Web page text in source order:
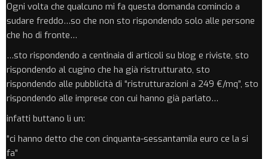
Ogni volta che qualcuno mi fa questa domanda comincio a
sudare freddo…so che non sto rispondendo solo alle persone
che ho di fronte…
…sto rispondendo a centinaia di articoli su blog e riviste, sto
rispondendo al cugino che ha già ristrutturato, sto
rispondendo alle pubblicità di “ristrutturazioni a 249 €/mq”, sto
rispondendo alle imprese con cui hanno già parlato…
infatti buttano lì un:
“ci hanno detto che con cinquanta-sessantamila euro ce la si
fa”